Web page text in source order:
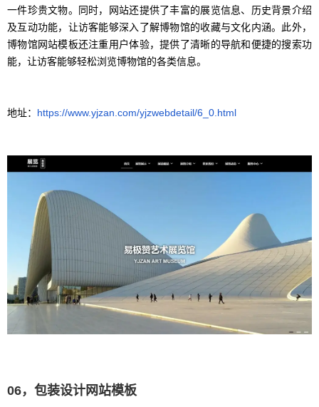
一件珍贵文物。同时，网站还提供了丰富的展览信息、历史背景介绍
及互动功能，让访客能够深入了解博物馆的收藏与文化内涵。此外，
博物馆网站模板还注重用户体验，提供了清晰的导航和便捷的搜索功
能，让访客能够轻松浏览博物馆的各类信息。
地址： https://www.yjzan.com/yjzwebdetail/6_0.html
06，包装设计网站模板